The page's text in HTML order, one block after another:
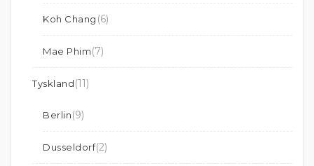
Koh Chang (6)
Mae Phim(7)
Tyskland(11)
Berlin(9)
Dusseldorf(2)